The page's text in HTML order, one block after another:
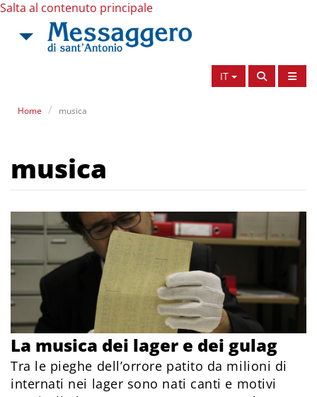
Salta al contenuto principale
IT
Home musica
musica
La musica dei lager e dei gulag
Tra le pieghe dell’orrore patito da milioni di
internati nei lager sono nati canti e motivi